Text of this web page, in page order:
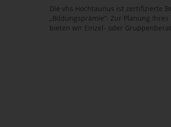
Die vhs Hochtaunus ist zertifizierte
„Bildungsprämie“. Zur Planung
bieten wir Einzel- oder